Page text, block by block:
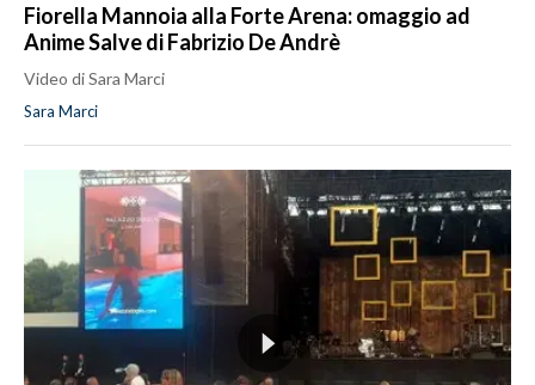
Fiorella Mannoia alla Forte Arena: omaggio ad
Anime Salve di Fabrizio De Andrè
Video di Sara Marci
Sara Marci